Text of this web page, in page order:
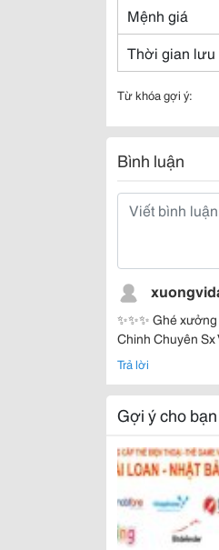
Mệnh giá
Thời gian lưu
Từ khóa gợi ý:
Bình luận
✨✨✨ Ghé
Chinh Chuyên
Trả lời
Gợi ý cho bạn